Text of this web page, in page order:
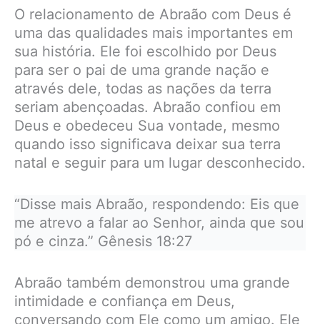
O relacionamento de Abraão com Deus é
uma das qualidades mais importantes em
sua história. Ele foi escolhido por Deus
para ser o pai de uma grande nação e
através dele, todas as nações da terra
seriam abençoadas. Abraão confiou em
Deus e obedeceu Sua vontade, mesmo
quando isso significava deixar sua terra
natal e seguir para um lugar desconhecido.
“Disse mais Abraão, respondendo: Eis que
me atrevo a falar ao Senhor, ainda que sou
pó e cinza.” Gênesis 18:27
Abraão também demonstrou uma grande
intimidade e confiança em Deus,
conversando com Ele como um amigo. Ele